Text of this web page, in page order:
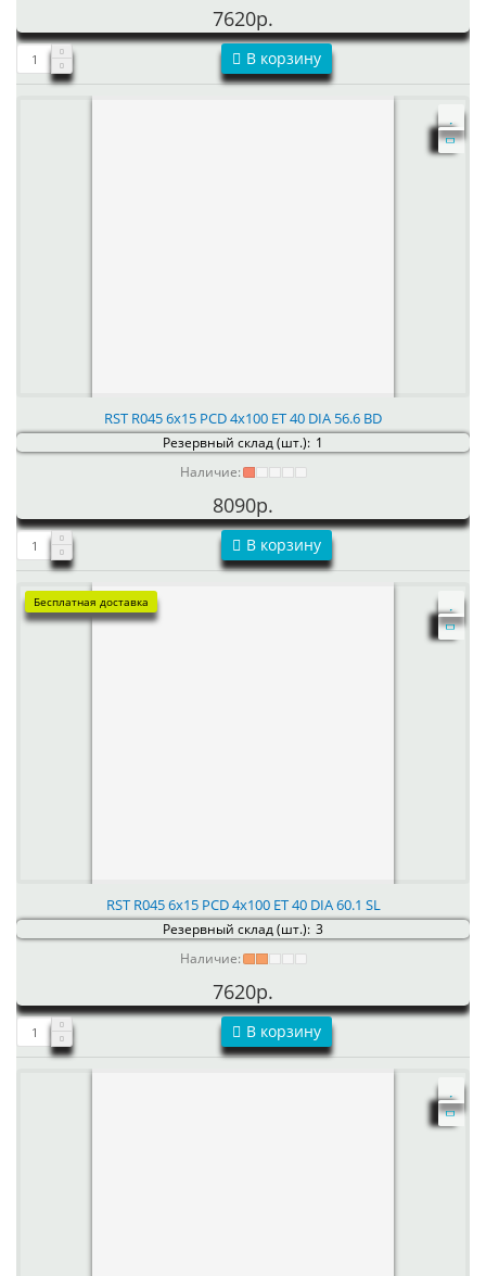
7620р.
В корзину
RST R045 6x15 PCD 4x100 ET 40 DIA 56.6 BD
Резервный склад (шт.): 1
Наличие:
8090р.
В корзину
Бесплатная доставка
RST R045 6x15 PCD 4x100 ET 40 DIA 60.1 SL
Резервный склад (шт.): 3
Наличие:
7620р.
В корзину